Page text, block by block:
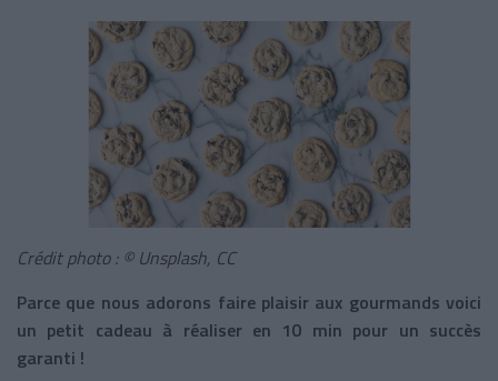
Crédit photo : © Unsplash, CC
Parce que nous adorons faire plaisir aux gourmands voici
un petit cadeau à réaliser en 10 min pour un succès
garanti !